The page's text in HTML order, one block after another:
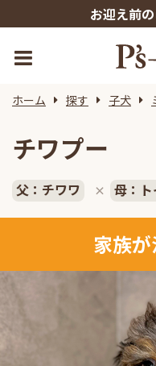
お迎え前
ホーム 探す 子犬
チワプー
父：チワワ × 母：
家族